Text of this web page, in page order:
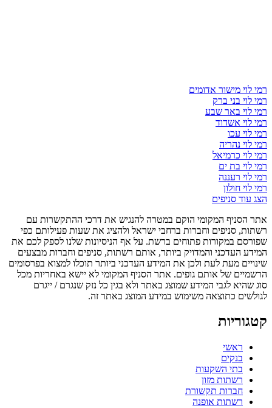
רמי לוי מישור אדומים
רמי לוי בני ברק
רמי לוי באר שבע
רמי לוי אשדוד
רמי לוי עכו
רמי לוי נהריה
רמי לוי כרמיאל
רמי לוי בת ים
רמי לוי רעננה
רמי לוי חולון
הצג עוד סניפים
אתר הסניף המקומי הוקם במטרה להנגיש את דרכי ההתקשרות עם
רשתות, סניפים וחברות ברחבי ישראל ולהציג את שעות פעילותם כפי
שפורסם במקורות פתוחים ברשת. על אף הניסיונות שלנו לספק לכם את
המידע העדכני והמדויק ביותר, אותם רשתות, סניפים וחברות מבצעים
שינויים מעת לעת ולכן את המידע העדכני ביותר תוכלו למצוא בפרסומים
הרשמיים של אותם גופים. אתר הסניף המקומי לא יישא באחריות מכל
סוג שהיא לגבי המידע שמוצג באתר ולא בגין כל נזק שנגרם / ייגרם
לגולשים כתוצאה משימוש במידע המוצג באתר זה.
קטגוריות
ראשי
בנקים
בתי השקעות
רשתות מזון
חברות תקשורת
רשתות אופנה